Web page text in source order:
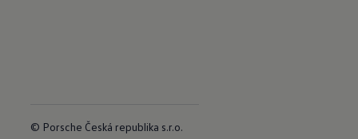
© Porsche Česká republika s.r.o.